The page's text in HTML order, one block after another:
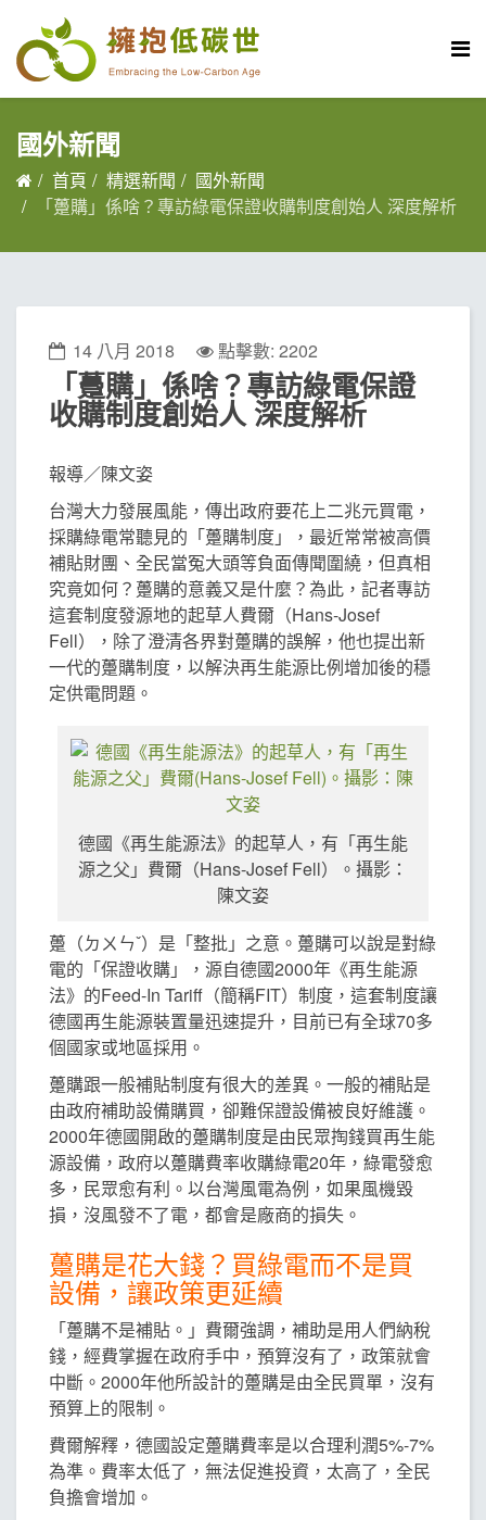
國外新聞
首頁 精選新聞
國外新聞
「躉購」係啥？專訪綠電保證收購制度創始人 深度解析
14 八月 2018 點擊數: 2202
「躉購」係啥？專訪綠電保證
收購制度創始人 深度解析
報導／陳文姿
台灣大力發展風能，傳出政府要花上二兆元買電，
採購綠電常聽見的「躉購制度」，最近常常被高價
補貼財團、全民當冤大頭等負面傳聞圍繞，但真相
究竟如何？躉購的意義又是什麼？為此，記者專訪
這套制度發源地的起草人費爾（Hans-Josef
Fell），除了澄清各界對躉購的誤解，他也提出新
一代的躉購制度，以解決再生能源比例增加後的穩
定供電問題。
德國《再生能源法》的起草人，有「再生能
源之父」費爾（Hans-Josef Fell）。攝影：
陳文姿
躉（ㄉㄨㄣˇ）是「整批」之意。躉購可以說是對綠
電的「保證收購」，源自德國2000年《再生能源
法》的Feed-In Tariff（簡稱FIT）制度，這套制度讓
德國再生能源裝置量迅速提升，目前已有全球70多
個國家或地區採用。
躉購跟一般補貼制度有很大的差異。一般的補貼是
由政府補助設備購買，卻難保證設備被良好維護。
2000年德國開啟的躉購制度是由民眾掏錢買再生能
源設備，政府以躉購費率收購綠電20年，綠電發愈
多，民眾愈有利。以台灣風電為例，如果風機毀
損，沒風發不了電，都會是廠商的損失。
躉購是花大錢？買綠電而不是買
設備，讓政策更延續
「躉購不是補貼。」費爾強調，補助是用人們納稅
錢，經費掌握在政府手中，預算沒有了，政策就會
中斷。2000年他所設計的躉購是由全民買單，沒有
預算上的限制。
費爾解釋，德國設定躉購費率是以合理利潤5%-7%
為準。費率太低了，無法促進投資，太高了，全民
負擔會增加。